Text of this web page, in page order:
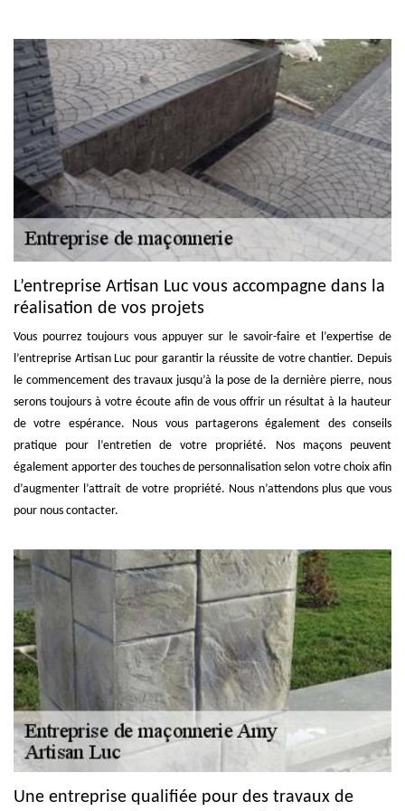
L’entreprise Artisan Luc vous accompagne dans la
réalisation de vos projets
Vous pourrez toujours vous appuyer sur le savoir-faire et l’expertise de
l’entreprise Artisan Luc pour garantir la réussite de votre chantier. Depuis
le commencement des travaux jusqu’à la pose de la dernière pierre, nous
serons toujours à votre écoute afin de vous offrir un résultat à la hauteur
de votre espérance. Nous vous partagerons également des conseils
pratique pour l’entretien de votre propriété. Nos maçons peuvent
également apporter des touches de personnalisation selon votre choix afin
d’augmenter l’attrait de votre propriété. Nous n’attendons plus que vous
pour nous contacter.
Une entreprise qualifiée pour des travaux de